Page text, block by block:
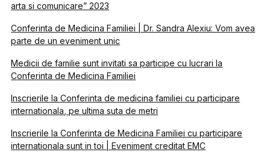
arta si comunicare” 2023
Conferinta de Medicina Familiei | Dr. Sandra Alexiu: Vom avea
parte de un eveniment unic
Medicii de familie sunt invitati sa participe cu lucrari la
Conferinta de Medicina Familiei
Inscrierile la Conferinta de medicina familiei cu participare
internationala, pe ultima suta de metri
Inscrierile la Conferinta de Medicina Familiei cu participare
internationala sunt in toi | Eveniment creditat EMC